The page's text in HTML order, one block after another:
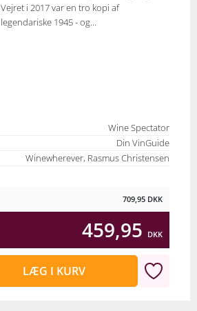
Vejret i 2017 var en tro kopi af
legendariske 1945 - og...
Wine Spectator
Din VinGuide
Winewherever, Rasmus Christensen
709,95 DKK
459,95 DKK
LÆG I KURV